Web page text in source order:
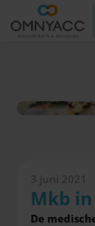
3 juni 2021
Mkb
De